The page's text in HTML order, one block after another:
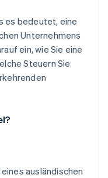
es bedeutet, eine
Unternehmens
ein, wie Sie eine
Steuern Sie
ausländischen